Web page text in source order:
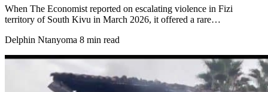
When The Economist reported on escalating violence in Fizi
territory of South Kivu in March 2026, it offered a rare…
Delphin Ntanyoma 8 min read